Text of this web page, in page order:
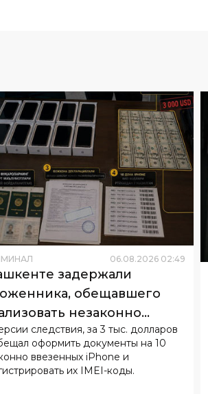
06.08.2026 02:49
задержали
обещавшего
незаконно
iPhone
следствия, за 3 тыс. долларов
оформить документы на 10
ввезенных iPhone и
их IMEI-коды.